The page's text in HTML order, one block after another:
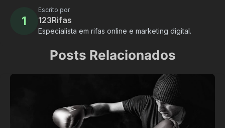
1
Escrito por
123Rifas
Especialista em rifas online e marketing digital.
Posts Relacionados